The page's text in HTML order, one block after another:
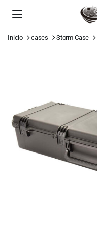
Inicio cases Storm Case